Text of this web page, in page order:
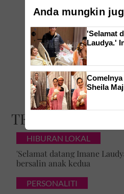
TERKINI
HIBURAN LOKAL
'Selamat datang Imane
bersalin anak kedua
PERSONALITI
Anda mungkin
'Selamat
Laudya.'
Sheila